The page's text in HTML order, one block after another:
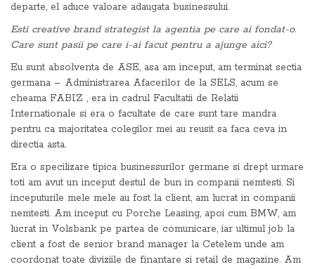
departe, el aduce valoare adaugata businessului.
Esti creative brand strategist la agentia pe care ai fondat-o.
Care sunt pasii pe care i-ai facut pentru a ajunge aici?
Eu sunt absolventa de ASE, asa am inceput, am terminat sectia
germana – Administrarea Afacerilor de la SELS, acum se
cheama FABIZ , era in cadrul Facultatii de Relatii
Internationale si era o facultate de care sunt tare mandra
pentru ca majoritatea colegilor mei au reusit sa faca ceva in
directia asta.
Era o specilizare tipica businessurilor germane si drept urmare
toti am avut un inceput destul de bun in companii nemtesti. Si
inceputurile mele mele au fost la client, am lucrat in companii
nemtesti. Am inceput cu Porche Leasing, apoi cum BMW, am
lucrat in Volsbank pe partea de comunicare, iar ultimul job la
client a fost de senior brand manager la Cetelem unde am
coordonat toate diviziile de finantare si retail de magazine. Am